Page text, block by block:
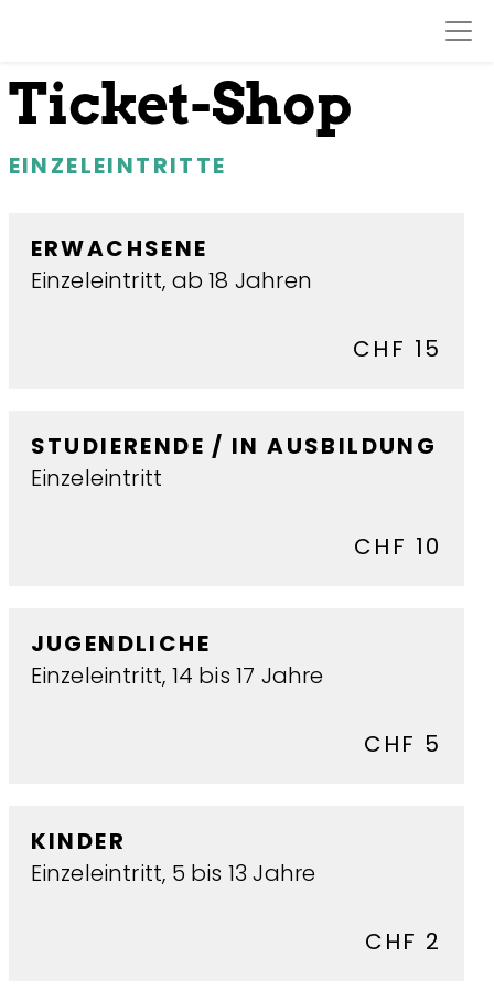
Ticket-Shop
EINZELEINTRITTE
ERWACHSENE
Einzeleintritt, ab 18 Jahren
CHF 15
STUDIERENDE / IN AUSBILDUNG
Einzeleintritt
CHF 10
JUGENDLICHE
Einzeleintritt, 14 bis 17 Jahre
CHF 5
KINDER
Einzeleintritt, 5 bis 13 Jahre
CHF 2